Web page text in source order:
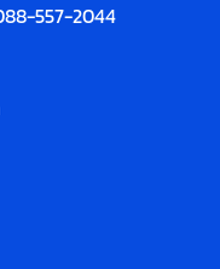
557-2044